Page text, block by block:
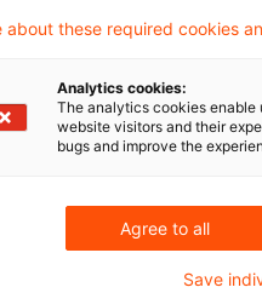
Krieg in der
Der Krieg in der
Es stellen sich
Unternehmen jetzt
about these required cookies
Analytics cookies:
The analytics cookies enable
website visitors and their
bugs and improve the
Agree to all
Save